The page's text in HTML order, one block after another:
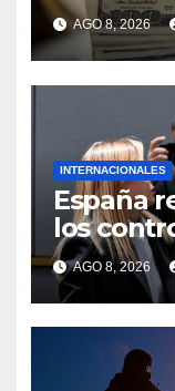
AGO 8, 2026
INTERNACIONALES
España
los
Italia
a retirar
AGO 8, 2026